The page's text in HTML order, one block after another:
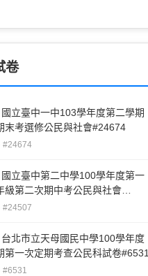
一個階段？ (A)團體遊戲階段
段 (C)創意發展階段 (D)模仿
卷
立臺中一中103學年度第二學期
末考選修公民與社會#24674
#24674
立臺中第二中學100學年度第一
級第二次期中考公民與社會
#24507
北市立天母國民中學100學年度
第一次定期考查公民科試卷#6531
#6531